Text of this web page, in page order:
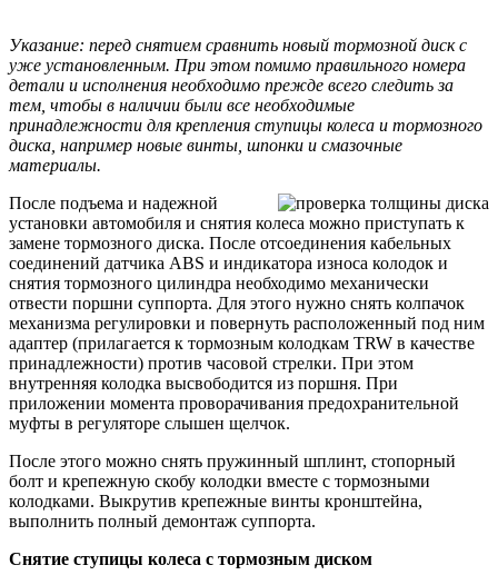
Указание: перед снятием сравнить новый тормозной диск с
уже установленным. При этом помимо правильного номера
детали и исполнения необходимо прежде всего следить за
тем, чтобы в наличии были все необходимые
принадлежности для крепления ступицы колеса и тормозного
диска, например новые винты, шпонки и смазочные
материалы.
После подъема и надежной
установки автомобиля и снятия колеса можно приступать к
замене тормозного диска. После отсоединения кабельных
соединений датчика ABS и индикатора износа колодок и
снятия тормозного цилиндра необходимо механически
отвести поршни суппорта. Для этого нужно снять колпачок
механизма регулировки и повернуть расположенный под ним
адаптер (прилагается к тормозным колодкам TRW в качестве
принадлежности) против часовой стрелки. При этом
внутренняя колодка высвободится из поршня. При
приложении момента проворачивания предохранительной
муфты в регуляторе слышен щелчок.
После этого можно снять пружинный шплинт, стопорный
болт и крепежную скобу колодки вместе с тормозными
колодками. Выкрутив крепежные винты кронштейна,
выполнить полный демонтаж суппорта.
Снятие ступицы колеса с тормозным диском